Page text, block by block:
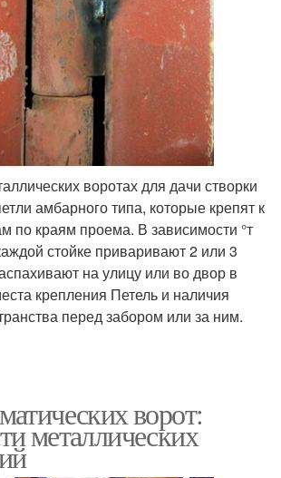
воротах для дачи створки
амбарного типа, которые крепят к
по краям проема. В зависимости °т
стойке приваривают 2 или 3
на улицу или во двор в
крепления Петель и наличия
перед забором или за ним.
ворот:
металлических